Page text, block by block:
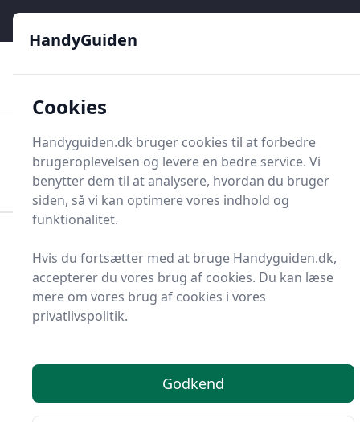
HandyGuiden
Søg nu
Søg nu
Nivelleringssystem
Bedste
nivelleringssystemer -
top 8 valg
Du er kommet til det rette sted! På HandyGuiden har vi
HandyGuiden
Cookies
Handyguiden.dk bruger cookies til at forbedre
brugeroplevelsen og levere en bedre service. Vi
benytter dem til at analysere, hvordan du bruger
siden, så vi kan optimere vores indhold og
funktionalitet.
Hvis du fortsætter med at bruge Handyguiden.dk,
accepterer du vores brug af cookies. Du kan læse
mere om vores brug af cookies i vores
privatlivspolitik.
Godkend